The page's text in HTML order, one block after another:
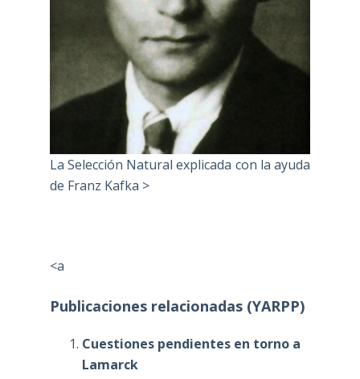
La Selección Natural explicada con la ayuda
de Franz Kafka >
<a
Publicaciones relacionadas (YARPP)
Cuestiones pendientes en torno a
Lamarck